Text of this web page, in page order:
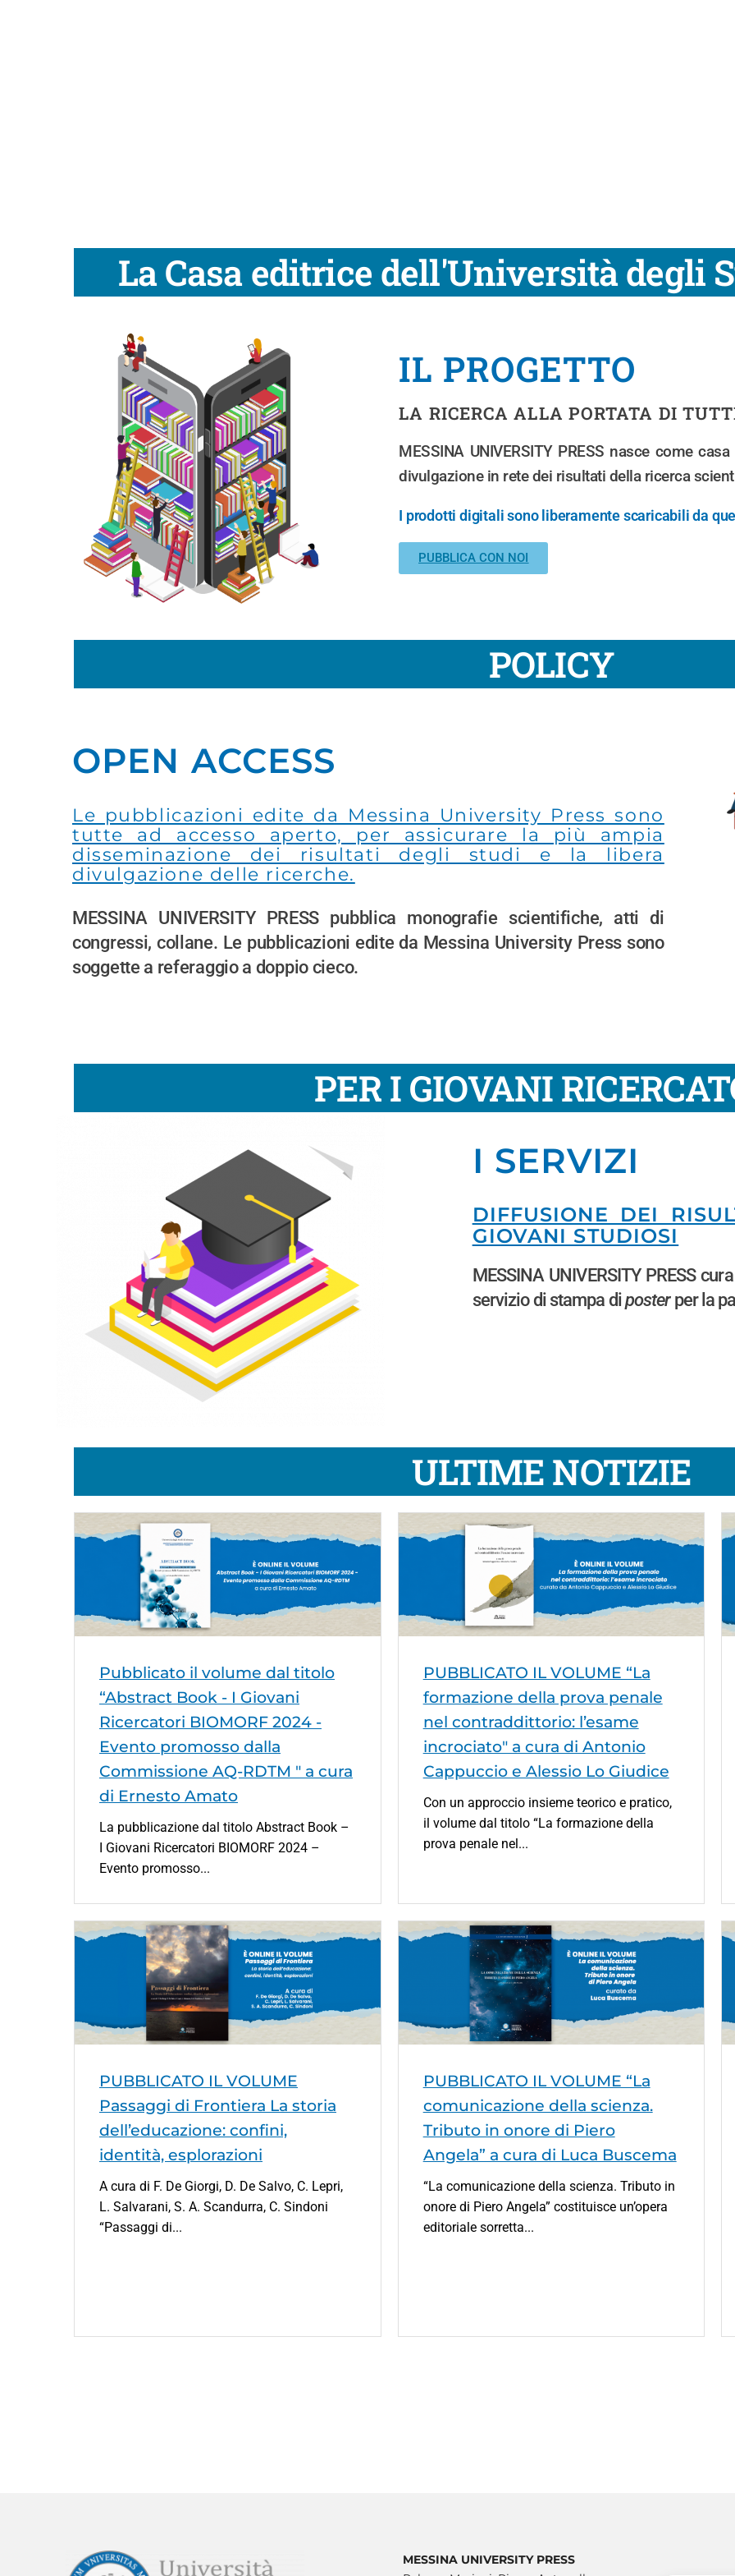
La Casa editrice dell'Università degli
IL PROGETTO
LA RICERCA ALLA PORTATA DI
MESSINA UNIVERSITY PRESS nasce come
divulgazione in rete dei risultati della ricerca
I prodotti digitali sono liberamente scaricabili da
PUBBLICA CON NOI
POLICY
OPEN ACCESS
Le pubblicazioni edite da Messina University Press sono
tutte ad accesso aperto, per assicurare la più ampia
disseminazione dei risultati degli studi e la libera
divulgazione delle ricerche.
MESSINA UNIVERSITY PRESS pubblica monografie scientifiche, atti di
congressi, collane. Le pubblicazioni edite da Messina University Press sono
soggette a referaggio a doppio cieco.
PER I GIOVANI
I SERVIZI
DIFFUSIONE DEI
GIOVANI STUDIOSI
MESSINA UNIVERSITY PRESS
servizio di stampa diposterper la
ULTIME NOTIZIE
Pubblicato il volume dal titolo
“Abstract Book - I Giovani
Ricercatori BIOMORF 2024 -
Evento promosso dalla
Commissione AQ-RDTM " a cura
di Ernesto Amato
La pubblicazione dal titolo Abstract Book –
I Giovani Ricercatori BIOMORF 2024 –
Evento promosso...
PUBBLICATO IL VOLUME “La
formazione della prova penale
nel contraddittorio: l’esame
incrociato" a cura di Antonio
Cappuccio e Alessio Lo Giudice
Con un approccio insieme teorico e pratico,
il volume dal titolo “La formazione della
prova penale nel...
PUBBLICATO IL VOLUME
Passaggi di Frontiera La storia
dell’educazione: confini,
identità, esplorazioni
A cura di F. De Giorgi, D. De Salvo, C. Lepri,
L. Salvarani, S. A. Scandurra, C. Sindoni
“Passaggi di...
PUBBLICATO IL VOLUME “La
comunicazione della scienza.
Tributo in onore di Piero
Angela” a cura di Luca Buscema
“La comunicazione della scienza. Tributo in
onore di Piero Angela” costituisce un’opera
editoriale sorretta...
MESSINA UNIVERSITY PRESS